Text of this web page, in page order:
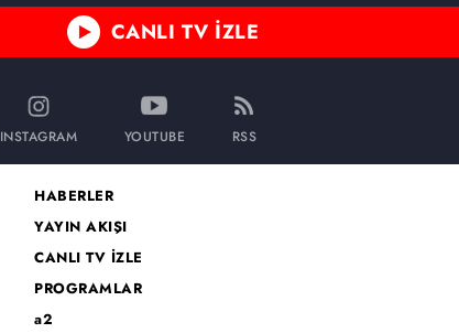
CANLI TV İZLE
INSTAGRAM YOUTUBE RSS
HABERLER
YAYIN AKIŞI
CANLI TV İZLE
PROGRAMLAR
a2